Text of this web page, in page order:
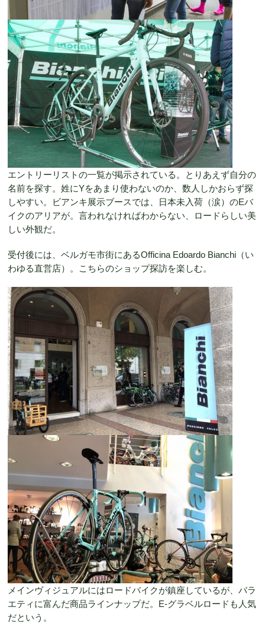
エントリーリストの一覧が掲示されている。とりあえず自分の
名前を探す。姓にYをあまり使わないのか、数人しかおらず探
しやすい。ビアンキ展示ブースでは、日本未入荷（涙）のEバ
イクのアリアが。言われなければわからない、ロードらしい美
しい外観だ。
受付後には、ベルガモ市街にあるOfficina Edoardo Bianchi（い
わゆる直営店）。こちらのショップ探訪を楽しむ。
メインヴィジュアルにはロードバイクが鎮座しているが、バラ
エティに富んだ商品ラインナップだ。E-グラベルロードも人気
だという。